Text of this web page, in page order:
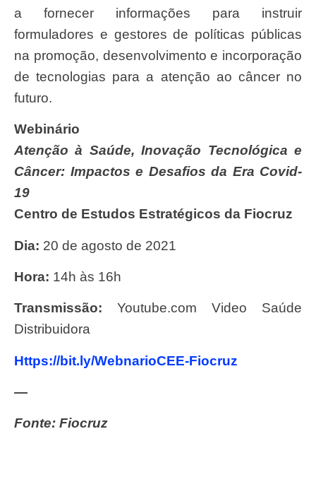
a fornecer informações para instruir
formuladores e gestores de políticas públicas
na promoção, desenvolvimento e incorporação
de tecnologias para a atenção ao câncer no
futuro.
Webinário
Atenção à Saúde, Inovação Tecnológica e
Câncer: Impactos e Desafios da Era Covid-
19
Centro de Estudos Estratégicos da Fiocruz
Dia: 20 de agosto de 2021
Hora: 14h às 16h
Transmissão: Youtube.com Video Saúde
Distribuidora
https://bit.ly/WebnarioCEE-Fiocruz
—
Fonte: Fiocruz